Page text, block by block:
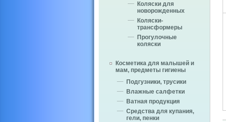
Коляски для
новорожденных
Коляски-
трансформеры
Прогулочные
коляски
Косметика для малышей и
мам, предметы гигиены
Подгузники, трусики
Влажные салфетки
Ватная продукция
Средства для купания,
гели, пенки